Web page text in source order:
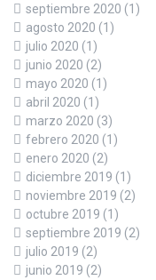
septiembre 2020 (1)
agosto 2020 (1)
julio 2020 (1)
junio 2020 (2)
mayo 2020 (1)
abril 2020 (1)
marzo 2020 (3)
febrero 2020 (1)
enero 2020 (2)
diciembre 2019 (1)
noviembre 2019 (2)
octubre 2019 (1)
septiembre 2019 (2)
julio 2019 (2)
junio 2019 (2)